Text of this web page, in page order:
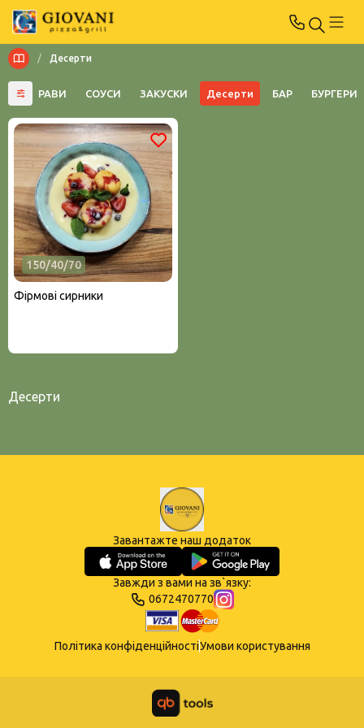
СТРАВИ СОУСИ ЗАКУСКИ Десерти БАР БУРГЕРИ
/ Десерти
150/40/70
Фірмові сирники
Десерти
Завантажте наш додаток
Завжди з вами на зв`язку:
0672470770
Політика конфіденційностіУмови користування